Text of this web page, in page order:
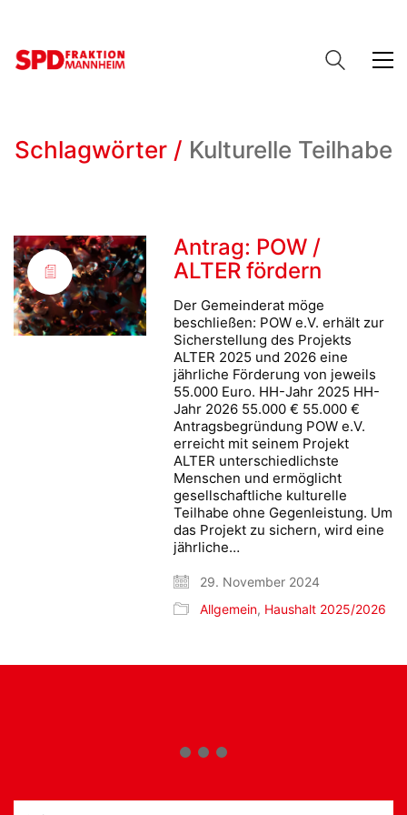
Schlagwörter / Kulturelle Teilhabe
Antrag: POW /
ALTER fördern
Der Gemeinderat möge
beschließen: POW e.V. erhält zur
Sicherstellung des Projekts
ALTER 2025 und 2026 eine
jährliche Förderung von jeweils
55.000 Euro. HH-Jahr 2025 HH-
Jahr 2026 55.000 € 55.000 €
Antragsbegründung POW e.V.
erreicht mit seinem Projekt
ALTER unterschiedlichste
Menschen und ermöglicht
gesellschaftliche kulturelle
Teilhabe ohne Gegenleistung. Um
das Projekt zu sichern, wird eine
jährliche…
29. November 2024
Allgemein, Haushalt 2025/2026